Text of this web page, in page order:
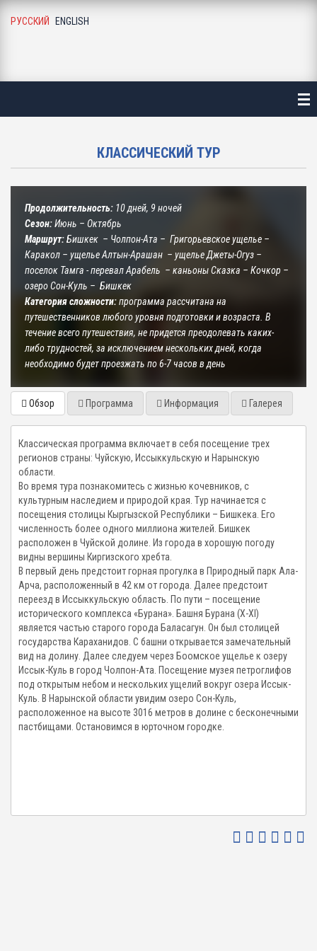
РУССКИЙ ENGLISH
ГАЛЕРЕЯ
И НОВОСТИ
И ПАРТНЕРЫ
КЛАССИЧЕСКИЙ ТУР
Продолжительность: 10 дней, 9 ночей
Сезон:Июнь – Октябрь
Маршрут:Бишкек – Чолпон-Ата – Григорьевское ущелье –
Каракол – ущелье Алтын-Арашан – ущелье Джеты-Огуз –
поселок Тамга - перевал Арабель – каньоны Сказка – Кочкор –
озеро Сон-Куль – Бишкек
Категория сложности:программа рассчитана на
путешественников любого уровня подготовки и возраста. В
течение всего путешествия, не придется преодолевать каких-
либо трудностей, за исключением нескольких дней, когда
необходимо будет проезжать по 6-7 часов в день
Обзор Программа Информация Галерея
Классическая программа включает в себя посещение трех
регионов страны: Чуйскую, Иссыккульскую и Нарынскую
области.
Во время тура познакомитесь с жизнью кочевников, с
культурным наследием и природой края. Тур начинается с
посещения столицы Кыргызской Республики – Бишкека. Его
численность более одного миллиона жителей. Бишкек
расположен в Чуйской долине. Из города в хорошую погоду
видны вершины Киргизского хребта.
В первый день предстоит горная прогулка в Природный парк Ала-
Арча, расположенный в 42 км от города. Далее предстоит
переезд в Иссыккульскую область. По пути – посещение
исторического комплекса «Бурана». Башня Бурана (X-XI)
является частью старого города Баласагун. Он был столицей
государства Караханидов. С башни открывается замечательный
вид на долину. Далее следуем через Боомское ущелье к озеру
Иссык-Куль в город Чолпон-Ата. Посещение музея петроглифов
под открытым небом и нескольких ущелий вокруг озера Иссык-
Куль. В Нарынской области увидим озеро Сон-Куль,
расположенное на высоте 3016 метров в долине с бесконечными
пастбищами. Остановимся в юрточном городке.